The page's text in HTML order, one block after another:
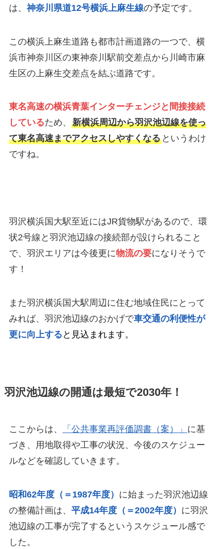
は、 神奈川県道12号横浜上麻生線の予定です。
この横浜上麻生道路も都市計画道路の一つで、横
浜市神奈川区の東神奈川駅前交差点から川崎市麻
生区の上麻生交差点 を結ぶ道路です。
東名高速の横浜青葉インターチェンジと間接接続
しているため、 新横浜周辺から羽沢池辺線を使っ
て東名高速までアクセスしやすくなるというわけ
ですね。
羽沢横浜国大駅至近にはJR貨物駅があるので、環
状2号線と羽沢池辺線の接続部が設けられること
で、羽沢エリアは今後更に物流の要になりそうで
す！
また羽沢横浜国大駅周辺に住む地域住民にとって
みれば、羽沢池辺線のおかげで車交通の利便性が
更に向上する と見込まれます。
羽沢池辺線の開通は最短で2030年！
ここからは、 「公共事業再評価調書（案）」 に基
づき、用地取得や工事の状況、今後のスケジュー
ルなどを確認していきます。
昭和62年度（＝1987年度） に始まった羽沢池辺線
の整備計画は、 平成14年度（＝2002年度） に羽沢
池辺線の工事が完了するというスケジュール感で
した。